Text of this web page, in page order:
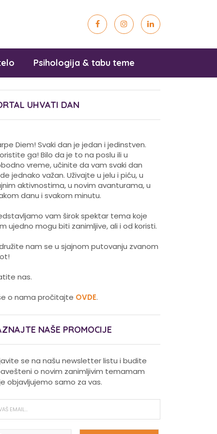
Psihologija & tabu teme
UHVATI DAN
Diem! Svaki dan je jedan i jedinstven.
ga! Bilo da je to na poslu ili u
vreme, učinite da vam svaki dan
jednako važan. Uživajte u jelu i piću, u
aktivnostima, u novim avanturama, u
danu i svakom minutu.
vam širok spektar tema koje
ujedno mogu biti zanimljive, ali i od koristi.
nam se u sjajnom putovanju zvanom
nas.
o nama pročitajte OVDE.
NAŠE PROMOCIJE
se na našu newsletter listu i budite
o novim zanimljivim temamam
objavljujemo samo za vas.
kosu